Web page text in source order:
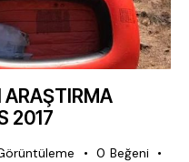
ARAŞTIRMA
2017
0 Beğeni